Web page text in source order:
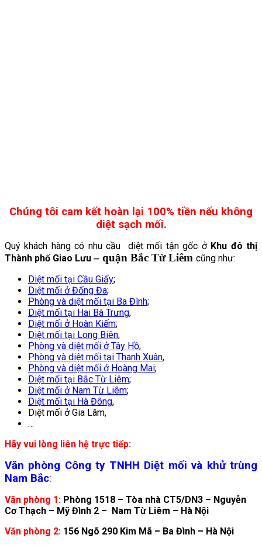
Chúng tôi cam kết hoàn lại 100% tiền nếu không
diệt sạch mối.
Quý khách hàng có nhu cầu diệt mối tận gốc ở Khu đô thị
Thành phố Giao Lưu– quận Bắc Từ Liêm cũng như:
Diệt mối tại Cầu Giấy;
Diệt mối ở Đống Đa;
Phòng và diệt mối tại Ba Đình;
Diệt mối tại Hai Bà Trưng,
Diệt mối ở Hoàn Kiếm;
Diệt mối tại Long Biên;
Phòng và diệt mối ở Tây Hồ;
Phòng và diệt mối tại Thanh Xuân,
Phòng và diệt mối ở Hoàng Mai;
Diệt mối tại Bắc Từ Liêm;
Diệt mối ở Nam Từ Liêm;
Diệt mối tại Hà Đông,
Diệt mối ở Gia Lâm,
…
Hãy vui lòng liên hệ trực tiếp:
Văn phòng Công ty TNHH Diệt mối và khử trùng
Nam Bắc:
Văn phòng 1: Phòng 1518 – Tòa nhà CT5/DN3 – Nguyễn
Cơ Thạch – Mỹ Đình 2 – Nam Từ Liêm – Hà Nội
Văn phòng 2: 156 Ngõ 290 Kim Mã – Ba Đình – Hà Nội